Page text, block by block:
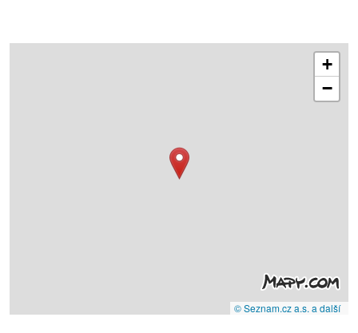
+
−
© Seznam.cz a.s. a další